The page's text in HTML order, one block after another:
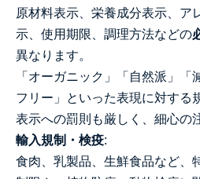
原材料表示、栄養成分表示、ア
示、使用期限、調理方法などの
異なります。
「オーガニック」「自然派」
フリー」といった表現に対する
表示への罰則も厳しく、細心の
輸入規制・検疫:
食肉、乳製品、生鮮食品など、